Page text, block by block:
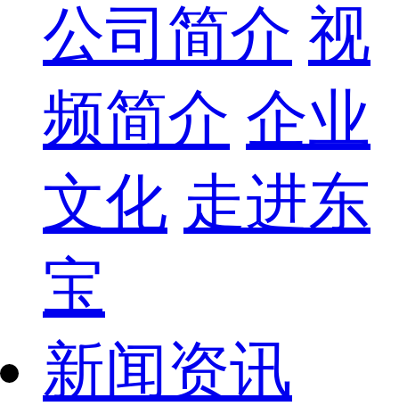
公司简介 视
频简介 企业
文化 走进东
宝
新闻资讯